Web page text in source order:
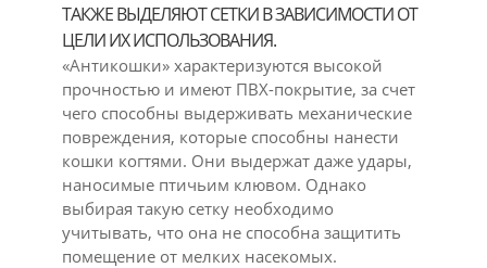
ТАКЖЕ ВЫДЕЛЯЮТ СЕТКИ В ЗАВИСИМОСТИ ОТ
ЦЕЛИ ИХ ИСПОЛЬЗОВАНИЯ.
«Антикошки» характеризуются высокой
прочностью и имеют ПВХ-покрытие, за счет
чего способны выдерживать механические
повреждения, которые способны нанести
кошки когтями. Они выдержат даже удары,
наносимые птичьим клювом. Однако
выбирая такую сетку необходимо
учитывать, что она не способна защитить
помещение от мелких насекомых.